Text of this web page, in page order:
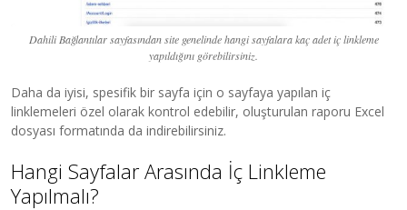
Dahili Bağlantılar sayfasından site genelinde hangi sayfalara kaç adet iç linkleme
yapıldığını görebilirsiniz.
Daha da iyisi, spesifik bir sayfa için o sayfaya yapılan iç
linklemeleri özel olarak kontrol edebilir, oluşturulan raporu Excel
dosyası formatında da indirebilirsiniz.
Hangi Sayfalar Arasında İç Linkleme
Yapılmalı?